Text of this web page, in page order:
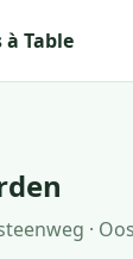
à Table
·